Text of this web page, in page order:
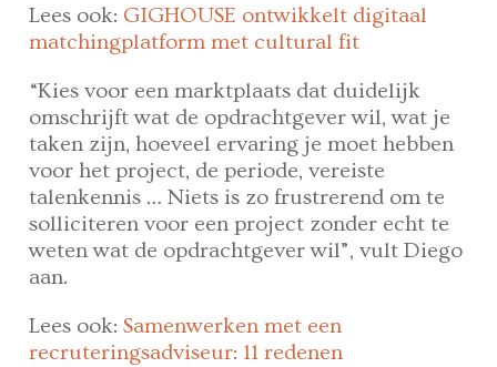
Lees ook: GIGHOUSE ontwikkelt digitaal
matchingplatform met cultural fit
“Kies voor een marktplaats dat duidelijk
omschrijft wat de opdrachtgever wil, wat je
taken zijn, hoeveel ervaring je moet hebben
voor het project, de periode, vereiste
talenkennis … Niets is zo frustrerend om te
solliciteren voor een project zonder echt te
weten wat de opdrachtgever wil”, vult Diego
aan.
Lees ook:Samenwerken met een
recruteringsadviseur: 11 redenen